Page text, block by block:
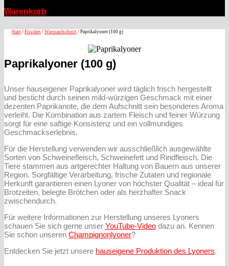
Warenkorb
Start / Frisches / Wurstaufschnitt / Paprikalyoner (100 g)
Paprikalyoner (100 g)
Unser hauseigener Paprikalyoner wird täglich frisch hergestellt
und besticht durch seinen mild-würzigen Geschmack mit einer
dezenten Paprikanote, die dem Aufschnitt sein besonderes Aroma
verleiht. Die Kombination aus zartem Fleisch und feiner Würzung
sorgt für eine saftige Konsistenz und ein vollmundiges
Geschmackserlebnis.
Für die Herstellung verwenden wir ausschließlich ausgewählte
Sorten von Schweinefleisch, Schweinefett und Rindfleisch. Die
Tiere stammen aus artgerechter Haltung von Bauern aus unserer
Region. Sorgfältige Verarbeitung, frische Zutaten und regionale
Herkunft garantieren einen Lyoner von höchster Qualität – ideal für
Brotzeiten, belegte Brötchen oder als herzhafter Snack
zwischendurch.
Für weitere Informationen zur Herstellung unseres Lyoners
schauen Sie sich gerne unser YouTube-Video dazu an. Kennen
Sie schon unseren Champignonlyoner?
Entdecken Sie jetzt unsere hauseigene Produktion des Lyoners.